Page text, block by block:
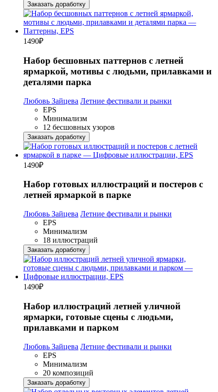
Заказать доработку
1490₽
Набор бесшовных паттернов с летней
ярмаркой, мотивы с людьми, прилавками и
деталями парка
Любовь Зайцева Летние фестивали и рынки
EPS
Минимализм
12 бесшовных узоров
Заказать доработку
1490₽
Набор готовых иллюстраций и постеров с
летней ярмаркой в парке
Любовь Зайцева Летние фестивали и рынки
EPS
Минимализм
18 иллюстраций
Заказать доработку
1490₽
Набор иллюстраций летней уличной
ярмарки, готовые сцены с людьми,
прилавками и парком
Любовь Зайцева Летние фестивали и рынки
EPS
Минимализм
20 композиций
Заказать доработку